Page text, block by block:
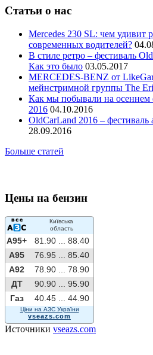
Статьи о нас
Mercedes 230 SL: чем удивит
современных водителей?
В стиле ретро – фестиваль
Как это было 03.05.2017
MERCEDES-BENZ от
мейнстримной группы The
Как мы побывали на осеннем
2016 04.10.2016
OldCarLand 2016 – фестиваль
28.09.2016
Больше статей
Цены на бензин
Київська
область
A95+ 81.90 ...
88.40
A95
76.95 ...
85.40
A92
78.90 ...
78.90
ДТ
90.90 ...
95.90
Газ
40.45 ... 44.90
Ціни на АЗС України
vseazs.com
Источники vseazs.com